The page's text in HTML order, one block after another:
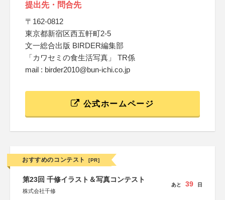
提出先・問合先
〒162-0812
東京都新宿区西五軒町2-5
文一総合出版 BIRDER編集部
「カワセミの食生活写真」 TR係
mail : birder2010@bun-ichi.co.jp
公式ホームページ
おすすめのコンテスト [PR]
第23回 千修イラスト＆写真コンテスト
株式会社千修
あと 39 日